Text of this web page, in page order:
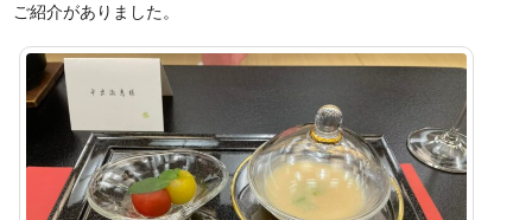
ご紹介がありました。